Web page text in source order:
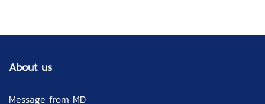
About us
Message from MD